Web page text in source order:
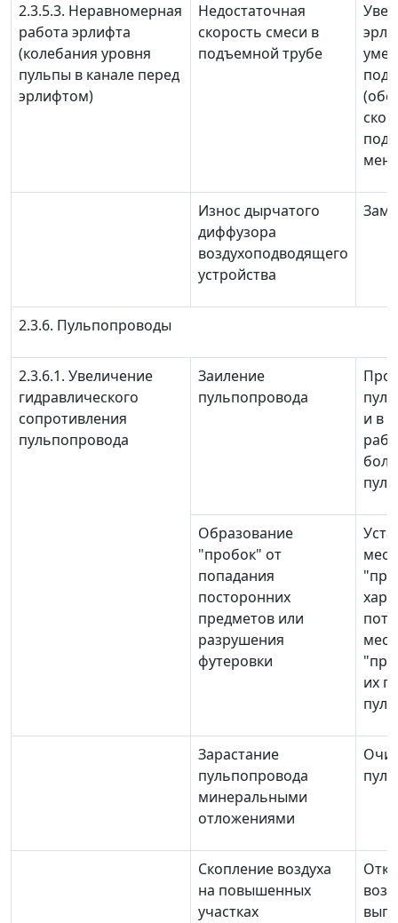
2.3.5.3. Неравномерная
работа эрлифта
(колебания уровня
пульпы в канале перед
эрлифтом)
Недостаточная
скорость смеси в
подъемной трубе
Износ дырчатого
диффузора
воздухоподводящего
устройства
2.3.6. Пульпопроводы
2.3.6.1. Увеличение
гидравлического
сопротивления
пульпопровода
Заиление
пульпопровода
и в
Образование
"пробок" от
попадания
посторонних
предметов или
разрушения
футеровки
их
Зарастание
пульпопровода
минеральными
отложениями
Скопление воздуха
на повышенных
участках